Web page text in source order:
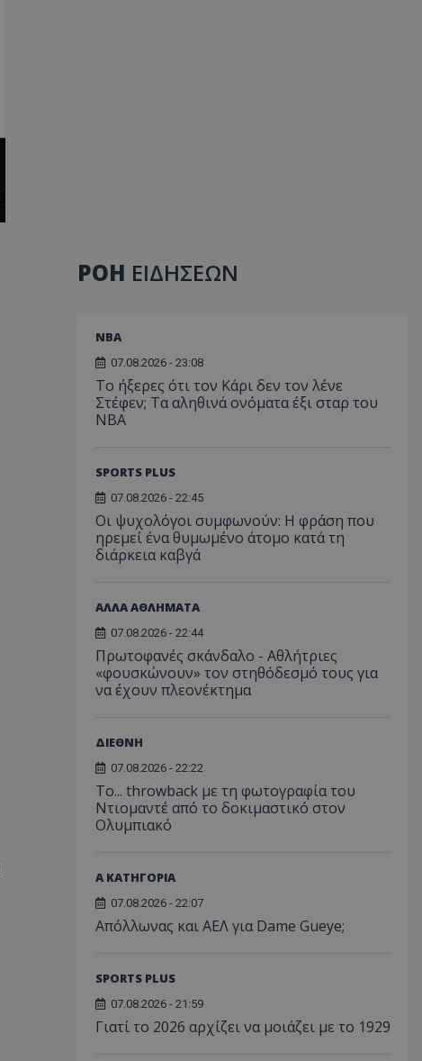
ΡΟΗ ΕΙΔΗΣΕΩΝ
NBA
07.08.2026 - 23:08
Το ήξερες ότι τον Κάρι δεν τον λένε
Στέφεν; Τα αληθινά ονόματα έξι σταρ του
NBA
SPORTS PLUS
07.08.2026 - 22:45
Οι ψυχολόγοι συμφωνούν: Η φράση που
ηρεμεί ένα θυμωμένο άτομο κατά τη
διάρκεια καβγά
ΑΛΛΑ ΑΘΛΗΜΑΤΑ
07.08.2026 - 22:44
Πρωτοφανές σκάνδαλο - Aθλήτριες
«φουσκώνουν» τον στηθόδεσμό τους για
να έχουν πλεονέκτημα
ΔΙΕΘΝΗ
07.08.2026 - 22:22
Το... throwback με τη φωτογραφία του
Ντιομαντέ από το δοκιμαστικό στον
Ολυμπιακό
Α ΚΑΤΗΓΟΡΙΑ
07.08.2026 - 22:07
Απόλλωνας και ΑΕΛ για Dame Gueye;
SPORTS PLUS
07.08.2026 - 21:59
Γιατί το 2026 αρχίζει να μοιάζει με το 1929